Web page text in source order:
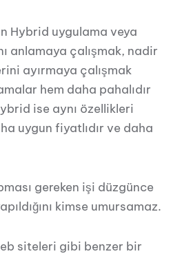
Hybrid uygulama veya
anlamaya çalışmak, nadir
ayırmaya çalışmak
hem daha pahalıdır
ise aynı özellikleri
uygun fiyatlıdır ve daha
gereken işi düzgünce
kimse umursamaz.
siteleri gibi benzer bir